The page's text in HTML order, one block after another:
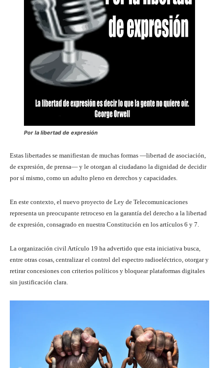
Por la libertad de expresión
Estas libertades se manifiestan de muchas formas —libertad de asociación,
de expresión, de prensa— y le otorgan al ciudadano la dignidad de decidir
por sí mismo, como un adulto pleno en derechos y capacidades.
En este contexto, el nuevo proyecto de Ley de Telecomunicaciones
representa un preocupante retroceso en la garantía del derecho a la libertad
de expresión, consagrado en nuestra Constitución en los artículos 6 y 7.
La organización civil Artículo 19 ha advertido que esta iniciativa busca,
entre otras cosas, centralizar el control del espectro radioeléctrico, otorgar y
retirar concesiones con criterios políticos y bloquear plataformas digitales
sin justificación clara.